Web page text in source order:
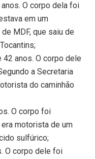
O corpo dela foi
em um
MDF, que saiu de
anos. O corpo dele
a Secretaria
do caminhão
O corpo foi
motorista de um
sulfúrico;
O corpo dele foi